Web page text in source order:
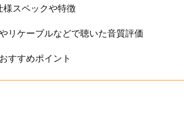
様スペックや特徴
リケーブルなどで聴いた音質評価
すすめポイント